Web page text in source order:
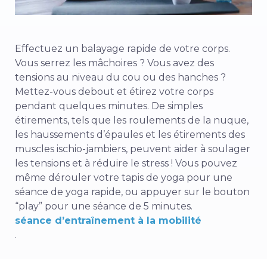
Effectuez un balayage rapide de votre corps.
Vous serrez les mâchoires ? Vous avez des
tensions au niveau du cou ou des hanches ?
Mettez-vous debout et étirez votre corps
pendant quelques minutes. De simples
étirements, tels que les roulements de la nuque,
les haussements d’épaules et les étirements des
muscles ischio-jambiers, peuvent aider à soulager
les tensions et à réduire le stress ! Vous pouvez
même dérouler votre tapis de yoga pour une
séance de yoga rapide, ou appuyer sur le bouton
“play” pour une séance de 5 minutes.
séance d’entraînement à la mobilité
.